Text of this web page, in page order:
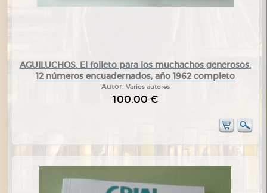
AGUILUCHOS. El folleto para los muchachos generosos.
12 números encuadernados, año 1962 completo
Autor: Varios autores
100,00 €